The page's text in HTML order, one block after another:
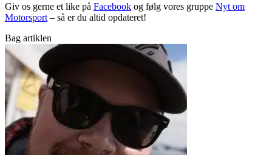
Giv os gerne et like på Facebook og følg vores gruppe Nyt om
Motorsport – så er du altid opdateret!
Bag artiklen